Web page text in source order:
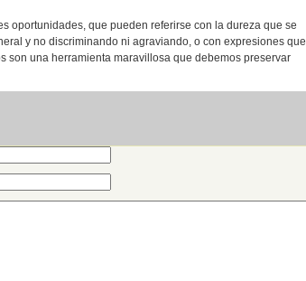
oportunidades, que pueden referirse con la dureza que se
y no discriminando ni agraviando, o con expresiones que
son una herramienta maravillosa que debemos preservar